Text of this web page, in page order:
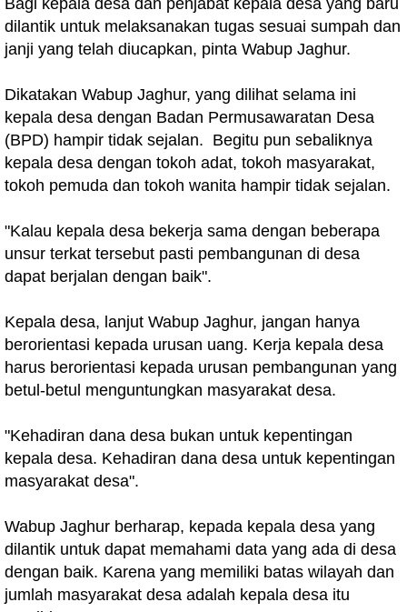
Bagi kepala desa dan penjabat kepala desa yang baru
dilantik untuk melaksanakan tugas sesuai sumpah dan
janji yang telah diucapkan, pinta Wabup Jaghur.
Dikatakan Wabup Jaghur, yang dilihat selama ini
kepala desa dengan Badan Permusawaratan Desa
(BPD) hampir tidak sejalan. Begitu pun sebaliknya
kepala desa dengan tokoh adat, tokoh masyarakat,
tokoh pemuda dan tokoh wanita hampir tidak sejalan.
"Kalau kepala desa bekerja sama dengan beberapa
unsur terkat tersebut pasti pembangunan di desa
dapat berjalan dengan baik".
Kepala desa, lanjut Wabup Jaghur, jangan hanya
berorientasi kepada urusan uang. Kerja kepala desa
harus berorientasi kepada urusan pembangunan yang
betul-betul menguntungkan masyarakat desa.
"Kehadiran dana desa bukan untuk kepentingan
kepala desa. Kehadiran dana desa untuk kepentingan
masyarakat desa".
Wabup Jaghur berharap, kepada kepala desa yang
dilantik untuk dapat memahami data yang ada di desa
dengan baik. Karena yang memiliki batas wilayah dan
jumlah masyarakat desa adalah kepala desa itu